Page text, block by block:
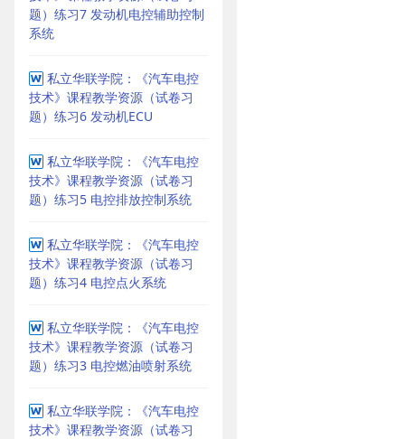
题）练习7 发动机电控辅助控制
系统
私立华联学院：《汽车电控
技术》课程教学资源（试卷习
题）练习6 发动机ECU
私立华联学院：《汽车电控
技术》课程教学资源（试卷习
题）练习5 电控排放控制系统
私立华联学院：《汽车电控
技术》课程教学资源（试卷习
题）练习4 电控点火系统
私立华联学院：《汽车电控
技术》课程教学资源（试卷习
题）练习3 电控燃油喷射系统
私立华联学院：《汽车电控
技术》课程教学资源（试卷习